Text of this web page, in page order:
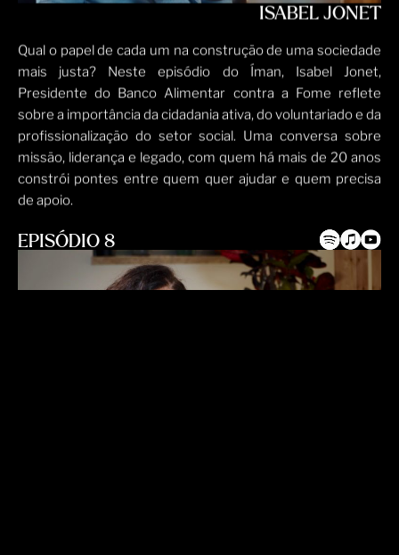
ISABEL JONET
Qual o papel de cada um na construção de uma sociedade
mais justa? Neste episódio do Íman, Isabel Jonet,
Presidente do Banco Alimentar contra a Fome reflete
sobre a importância da cidadania ativa, do voluntariado e da
profissionalização do setor social. Uma conversa sobre
missão, liderança e legado, com quem há mais de 20 anos
constrói pontes entre quem quer ajudar e quem precisa
de apoio.
EPISÓDIO 8